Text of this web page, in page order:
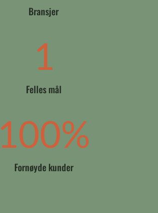
Bransjer
1
Felles mål
100%
Fornøyde kunder